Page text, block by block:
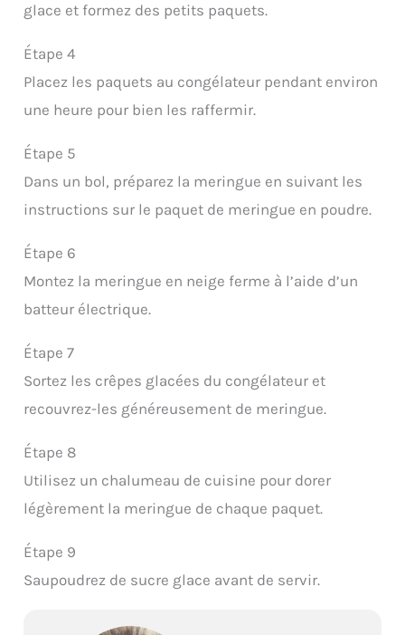
glace et formez des petits paquets.
Étape 4
Placez les paquets au congélateur pendant environ
une heure pour bien les raffermir.
Étape 5
Dans un bol, préparez la meringue en suivant les
instructions sur le paquet de meringue en poudre.
Étape 6
Montez la meringue en neige ferme à l’aide d’un
batteur électrique.
Étape 7
Sortez les crêpes glacées du congélateur et
recouvrez-les généreusement de meringue.
Étape 8
Utilisez un chalumeau de cuisine pour dorer
légèrement la meringue de chaque paquet.
Étape 9
Saupoudrez de sucre glace avant de servir.